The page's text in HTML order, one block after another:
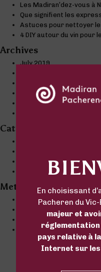
Les
Les Madiran’dez-vous à
Que signifient les
Astuces pour nettoyer
4 DIY autour du vin pour
Archives
July 2019
February 2019
January 2019
December 2018
Categories
Conseils UK
Événement UK
Meta
Entries feed
Comments feed
WordPress.org
En choisissant
Pacheren du Vic-
majeur et
réglementation
pays relative à
Internet sur